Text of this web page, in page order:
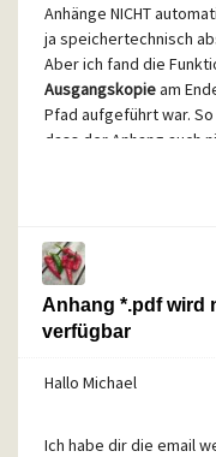
Daaaaaanke
Anhänge NICHT
ja speichertechnisch
Aber ich fand die
Ausgangskopieam
Pfad aufgeführt war.
dass der Anhang auch
Dann direkt die zweite
die Rohansicht
Anhänge? Das fände ich
LG
Anhang *.pdf wird
verfügbar
Hallo Michael
Ich habe dir die email